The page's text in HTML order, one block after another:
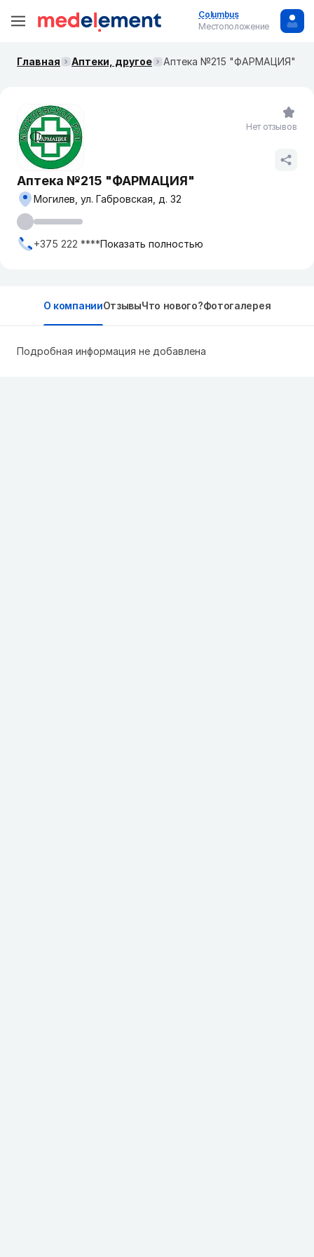
Columbus
Местоположение
Главная Аптеки, другое Аптека №215 "ФАРМАЦИЯ"
Аптека №215 "ФАРМАЦИЯ"
Могилев, ул. Габровская, д. 32
+375 222 ****Показать полностью
Нет отзывов
О компанииОтзывыЧто нового?Фотогалерея
Подробная информация не добавлена